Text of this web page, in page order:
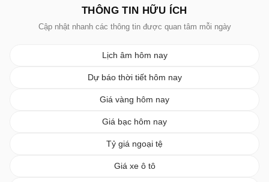
THÔNG TIN HỮU ÍCH
Cập nhật nhanh các thông tin được quan tâm mỗi ngày
Lịch âm hôm nay
Dự báo thời tiết hôm nay
Giá vàng hôm nay
Giá bạc hôm nay
Tỷ giá ngoại tệ
Giá xe ô tô